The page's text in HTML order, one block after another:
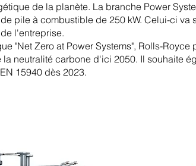
de la planète. La branche Power
pile à combustible de 250 kW. Celui-ci va
l'entreprise.
"Net Zero at Power Systems", Rolls-
neutralité carbone d'ici 2050. Il souhaite
15940 dès 2023.